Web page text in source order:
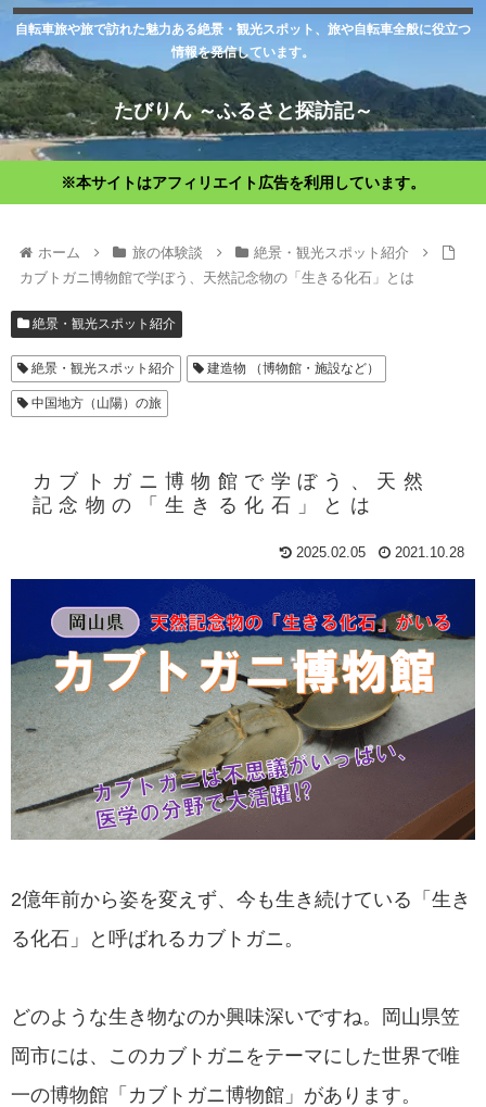
自転車旅や旅で訪れた魅力ある絶景・観光スポット、旅や自転車全般に役立つ
情報を発信しています。
たびりん ～ふるさと探訪記～
※本サイトはアフィリエイト広告を利用しています。
ホーム 旅の体験談
絶景・観光スポット紹介
カブトガニ博物館で学ぼう、天然記念物の「生きる化石」とは
絶景・観光スポット紹介
絶景・観光スポット紹介 建造物 （博物館・施設など）
中国地方（山陽）の旅
カブトガニ博物館で学ぼう、天然
記念物の「生きる化石」とは
2025.02.05 2021.10.28
2億年前から姿を変えず、今も生き続けている「生き
る化石」と呼ばれるカブトガニ。
どのような生き物なのか興味深いですね。岡山県笠
岡市には、このカブトガニをテーマにした世界で唯
一の博物館「カブトガニ博物館」があります。